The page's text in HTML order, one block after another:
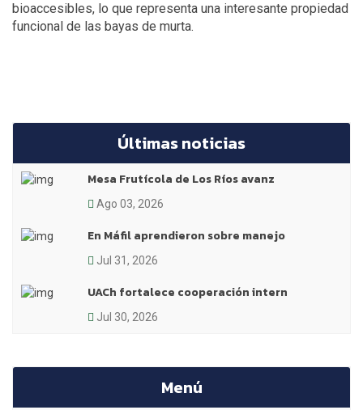
bioaccesibles, lo que representa una interesante propiedad
funcional de las bayas de murta.
Últimas noticias
Mesa Frutícola de Los Ríos avanz
Ago 03, 2026
En Máfil aprendieron sobre manejo
Jul 31, 2026
UACh fortalece cooperación intern
Jul 30, 2026
Menú